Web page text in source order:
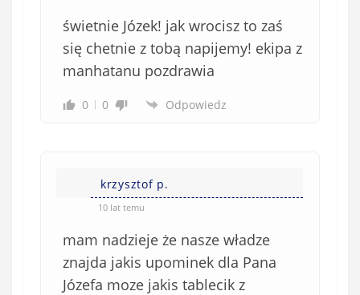
świetnie Józek! jak wrocisz to zaś
się chetnie z tobą napijemy! ekipa z
manhatanu pozdrawia
0 0 Odpowiedz
krzysztof p.
10 lat temu
mam nadzieje że nasze władze
znajda jakis upominek dla Pana
Józefa moze jakis tablecik z